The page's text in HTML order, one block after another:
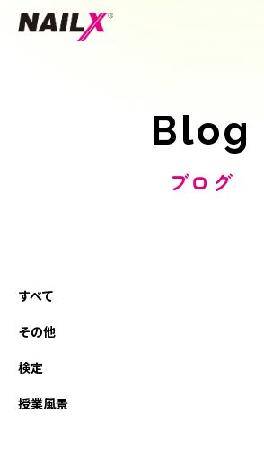
Blog
ブログ
すべて
その他
検定
授業風景